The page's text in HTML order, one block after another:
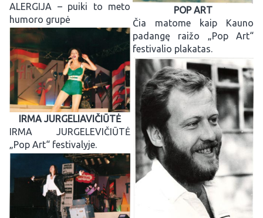
ALERGIJA – puiki to meto
humoro grupė
POP ART
Čia matome kaip Kauno
padangę raižo „Pop Art“
festivalio plakatas.
IRMA JURGELIAVIČIŪTĖ
IRMA JURGELEVIČIŪTĖ
„Pop Art“ festivalyje.